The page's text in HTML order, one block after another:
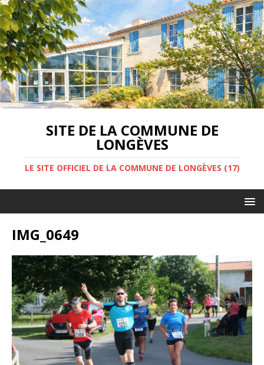
SITE DE LA COMMUNE DE
LONGÈVES
LE SITE OFFICIEL DE LA COMMUNE DE LONGÈVES (17)
IMG_0649